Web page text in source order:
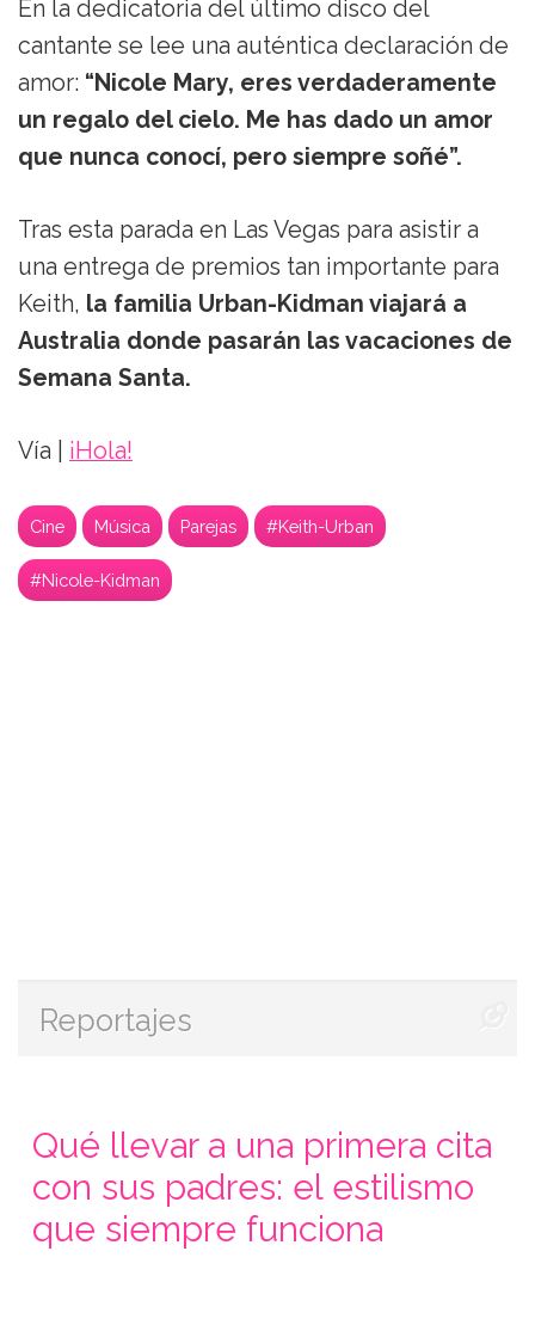
En la dedicatoria del último disco del
cantante se lee una auténtica declaración de
amor: “Nicole Mary, eres verdaderamente
un regalo del cielo. Me has dado un amor
que nunca conocí, pero siempre soñé”.
Tras esta parada en Las Vegas para asistir a
una entrega de premios tan importante para
Keith, la familia Urban-Kidman viajará a
Australia donde pasarán las vacaciones de
Semana Santa.
Vía | ¡Hola!
Cine Música Parejas #Keith-Urban
#Nicole-Kidman
Reportajes
Qué llevar a una primera cita
con sus padres: el estilismo
que siempre funciona